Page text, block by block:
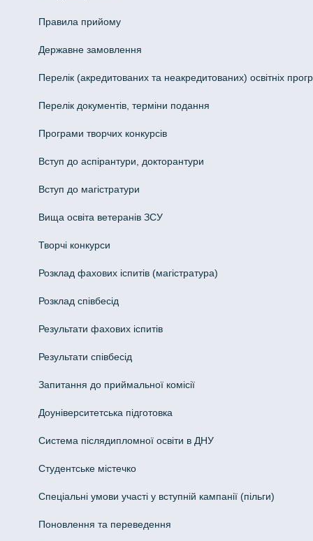
Правила прийому
Державне замовлення
Перелік (акредитованих та неакредитованих) освітніх
Перелік документів, терміни подання
Програми творчих конкурсiв
Вступ до аспірантури, докторантури
Вступ до магістратури
Вища освіта ветеранів ЗСУ
Творчі конкурси
Розклад фахових іспитів (магістратура)
Розклад співбесід
Результати фахових іспитів
Результати співбесід
Запитання до приймальної комісії
Доуніверситетська підготовка
Система післядипломної освіти в ДНУ
Cтудентське містечко
Спеціальні умови участі у вступній кампанії (пільги)
Поновлення та переведення